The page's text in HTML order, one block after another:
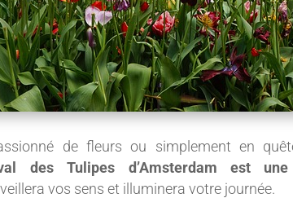
de fleurs ou simplement en
des Tulipes d’Amsterdam est une
vos sens et illuminera votre journée.